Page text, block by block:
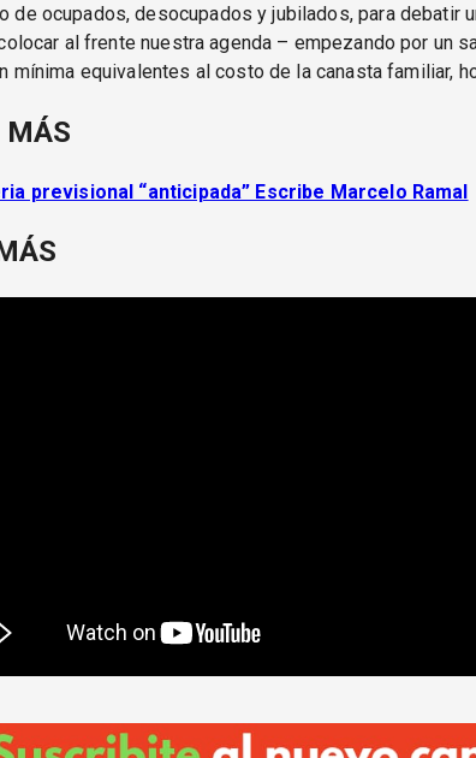
de ocupados, desocupados y jubilados, para debatir
al frente nuestra agenda – empezando por un
mínima equivalentes al costo de la canasta familiar,
MÁS
previsional “anticipada” Escribe Marcelo Ramal